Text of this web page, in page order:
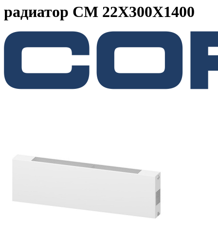
радиатор CM 22X300X1400